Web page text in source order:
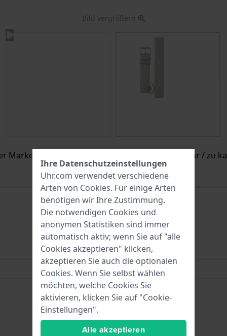
Bild vergrößern
Marke Danish Design. Es ist nicht mehr verfügbar / zu
18 mm
18 mm
18 mm
Dornschließe
Ihre Datenschutzeinstellungen
Uhr.com verwendet verschiedene
Arten von Cookies. Für einige Arten
benötigen wir Ihre Zustimmung.
Die notwendigen Cookies und
anonymen Statistiken sind immer
automatisch aktiv; wenn Sie auf "alle
Cookies akzeptieren" klicken,
akzeptieren Sie auch die optionalen
Cookies. Wenn Sie selbst wählen
möchten, welche Cookies Sie
aktivieren, klicken Sie auf "Cookie-
Einstellungen".
Alle akzeptieren